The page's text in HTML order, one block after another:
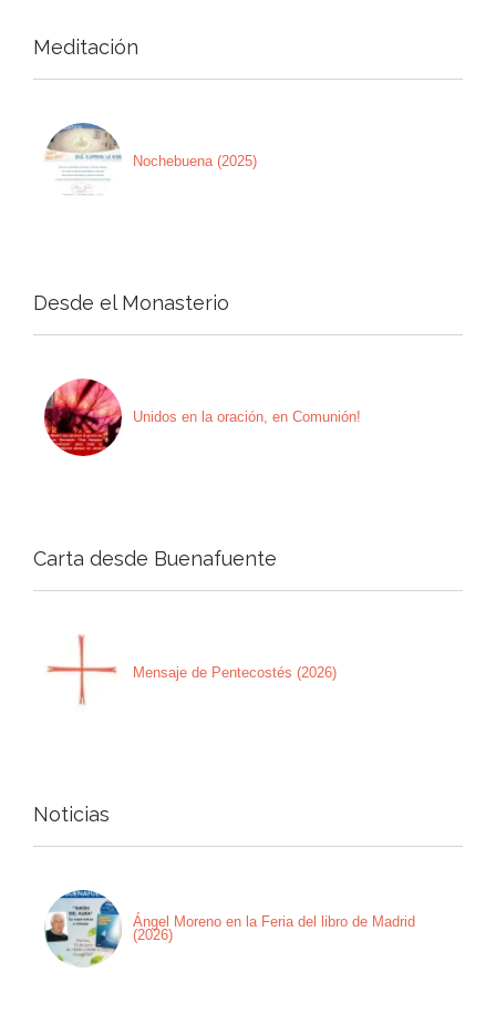
Meditación
Nochebuena (2025)
Desde el Monasterio
Unidos en la oración, en Comunión!
Carta desde Buenafuente
Mensaje de Pentecostés (2026)
Noticias
Ángel Moreno en la Feria del libro de Madrid
(2026)